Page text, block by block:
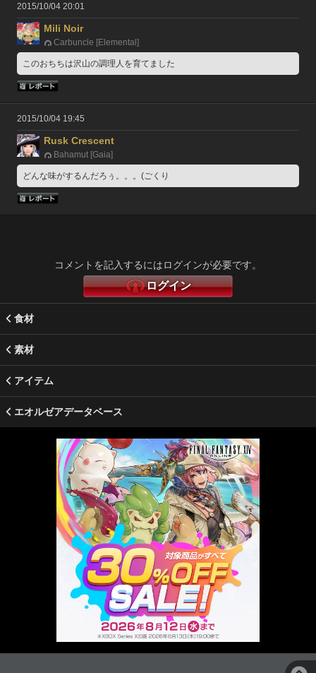
2015/10/04 20:01
Mili Noir
Carbuncle [Elemental]
このおちちは沢山の調理人を育てました
2015/10/04 19:45
Rusk Crescent
Bahamut [Gaia]
どんな味がするんだろぅ。。。(ごくり
コメントを記入するにはログインが必要です。
ログイン
食材
素材
アイテム
エオルゼアデータベース